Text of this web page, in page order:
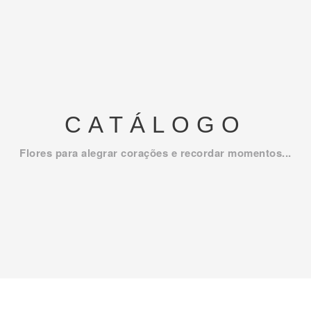
CATÁLOGO
Flores para alegrar corações e recordar momentos...